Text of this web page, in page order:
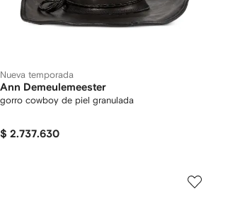
Nueva temporada
Ann Demeulemeester
gorro cowboy de piel granulada
$ 2.737.630